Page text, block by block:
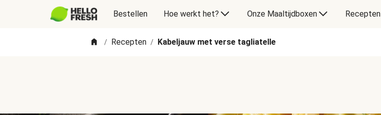
Bestellen Hoe werkt het? Onze Maaltijdboxen Recepten
/ Recepten / Kabeljauw met verse tagliatelle